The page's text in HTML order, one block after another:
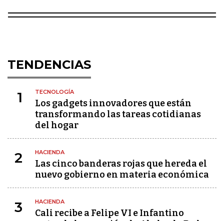
TENDENCIAS
1 TECNOLOGÍA
Los gadgets innovadores que están
transformando las tareas cotidianas
del hogar
2 HACIENDA
Las cinco banderas rojas que hereda el
nuevo gobierno en materia económica
3 HACIENDA
Cali recibe a Felipe VI e Infantino